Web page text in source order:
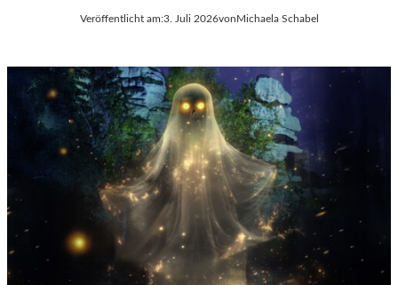
K
U
L
T
U
R
-
B
O
G
Veröffentlicht am:3. Juli 2026vonMichaela Schabel